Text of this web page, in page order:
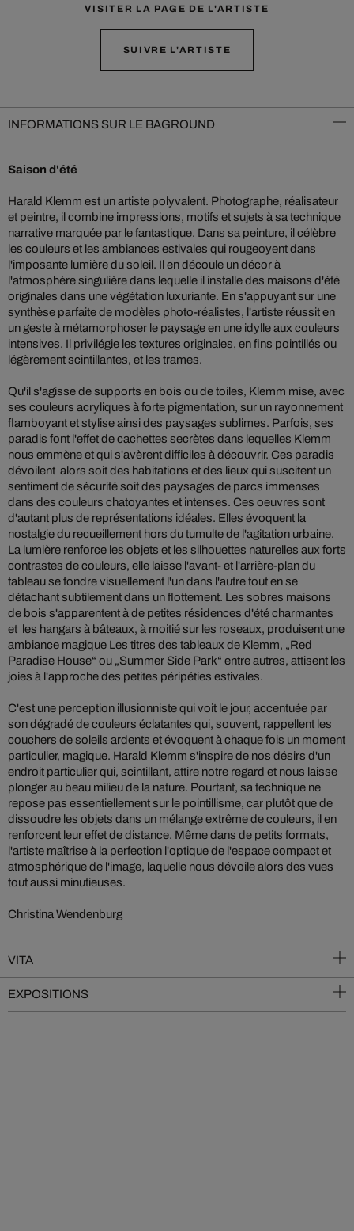
VISITER LA PAGE DE L'ARTISTE
SUIVRE L'ARTISTE
INFORMATIONS SUR LE BAGROUND
Saison d'été
Harald Klemm est un artiste polyvalent. Photographe, réalisateur
et peintre, il combine impressions, motifs et sujets à sa technique
narrative marquée par le fantastique. Dans sa peinture, il célèbre
les couleurs et les ambiances estivales qui rougeoyent dans
l'imposante lumière du soleil. Il en découle un décor à
l'atmosphère singulière dans lequelle il installe des maisons d'été
originales dans une végétation luxuriante. En s'appuyant sur une
synthèse parfaite de modèles photo-réalistes, l'artiste réussit en
un geste à métamorphoser le paysage en une idylle aux couleurs
intensives. Il privilégie les textures originales, en fins pointillés ou
légèrement scintillantes, et les trames.
Qu'il s'agisse de supports en bois ou de toiles, Klemm mise, avec
ses couleurs acryliques à forte pigmentation, sur un rayonnement
flamboyant et stylise ainsi des paysages sublimes. Parfois, ses
paradis font l'effet de cachettes secrètes dans lequelles Klemm
nous emmène et qui s'avèrent difficiles à découvrir. Ces paradis
dévoilent alors soit des habitations et des lieux qui suscitent un
sentiment de sécurité soit des paysages de parcs immenses
dans des couleurs chatoyantes et intenses. Ces oeuvres sont
d'autant plus de représentations idéales. Elles évoquent la
nostalgie du recueillement hors du tumulte de l'agitation urbaine.
La lumière renforce les objets et les silhouettes naturelles aux forts
contrastes de couleurs, elle laisse l'avant- et l'arrière-plan du
tableau se fondre visuellement l'un dans l'autre tout en se
détachant subtilement dans un flottement. Les sobres maisons
de bois s'apparentent à de petites résidences d'été charmantes
et les hangars à bâteaux, à moitié sur les roseaux, produisent une
ambiance magique Les titres des tableaux de Klemm, „Red
Paradise House“ ou „Summer Side Park“ entre autres, attisent les
joies à l'approche des petites péripéties estivales.
C'est une perception illusionniste qui voit le jour, accentuée par
son dégradé de couleurs éclatantes qui, souvent, rappellent les
couchers de soleils ardents et évoquent à chaque fois un moment
particulier, magique. Harald Klemm s'inspire de nos désirs d'un
endroit particulier qui, scintillant, attire notre regard et nous laisse
plonger au beau milieu de la nature. Pourtant, sa technique ne
repose pas essentiellement sur le pointillisme, car plutôt que de
dissoudre les objets dans un mélange extrême de couleurs, il en
renforcent leur effet de distance. Même dans de petits formats,
l'artiste maîtrise à la perfection l'optique de l'espace compact et
atmosphérique de l'image, laquelle nous dévoile alors des vues
tout aussi minutieuses.
Christina Wendenburg
VITA
EXPOSITIONS